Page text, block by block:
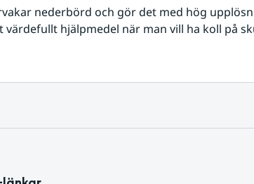
nederbörd och gör det med hög
värdefullt hjälpmedel när man vill ha koll på